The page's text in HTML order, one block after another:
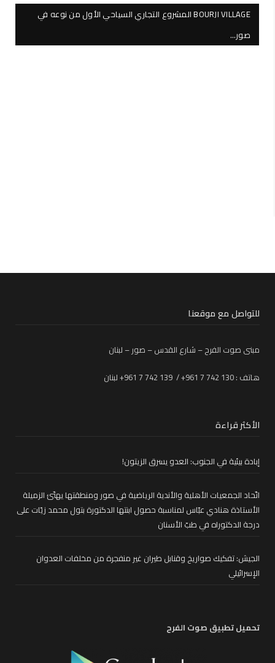
BOURJI VILLAGE المشروع التجاري السياحي الأول من نوعه في
صور…
للتواصل مع موقعنا
مبنى صوت الفرح – شارع القدس – صور – لبنان
هاتف : 130 742 7 961+ / 139 742 7 961+ لبنان
الأكثر قراءة
إبادة بيئية في الجنوب: العدو يسرق الزيتون!
اتّحاد الجمعيات الأهلية والأندية الرياضية في صور ومنطقتها يهنّئ الزميلة
الأستاذة هنادي عبّاس لمناسبة حصول ابنتها الدكتورة بتول محمد زيّات على
درجة الدكتوراه في طبّ الأسنان
الجيش: تفكيك صواريخ وقنابل طيران غير منفجرة من مخلفات العدوان
الإسرائيلي
تحميل تطبيق صوت الفرح